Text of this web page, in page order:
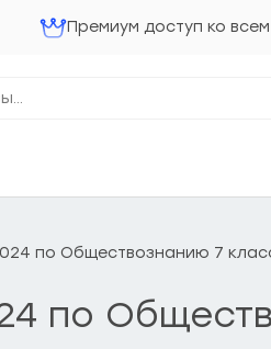
Премиум доступ ко
по Обществознанию 7
по